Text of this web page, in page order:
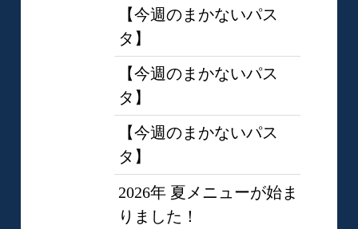
【今週のまかないパス
タ】
【今週のまかないパス
タ】
【今週のまかないパス
タ】
2026年 夏メニューが始ま
りました！